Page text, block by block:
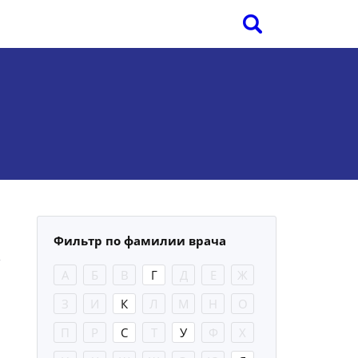
Фильтр по фамилии врача
А Б В Г Д Е
Ж
З
И К Л М Н
О
П
Р С Т У Ф
Х